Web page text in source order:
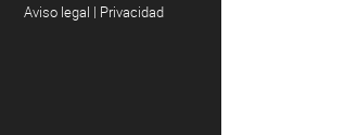
Aviso legal | Privacidad